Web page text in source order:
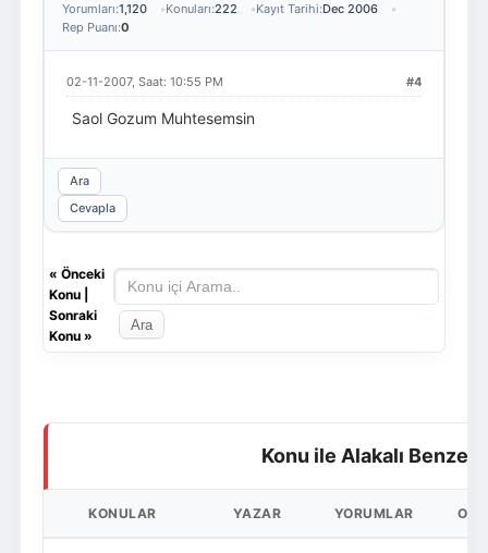
Yorumları:1,120 Konuları:222 Kayıt Tarihi:Dec 2006
Rep Puanı:0
#4
02-11-2007, Saat: 10:55 PM
Saol Gozum Muhtesemsin
Ara
Cevapla
« Önceki
Konu|
Sonraki
Konu»
Konu ile Alakalı Benzer
KONULAR YAZAR YORUMLAR